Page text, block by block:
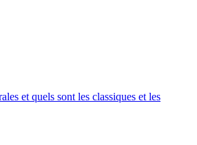
et quels sont les classiques et les